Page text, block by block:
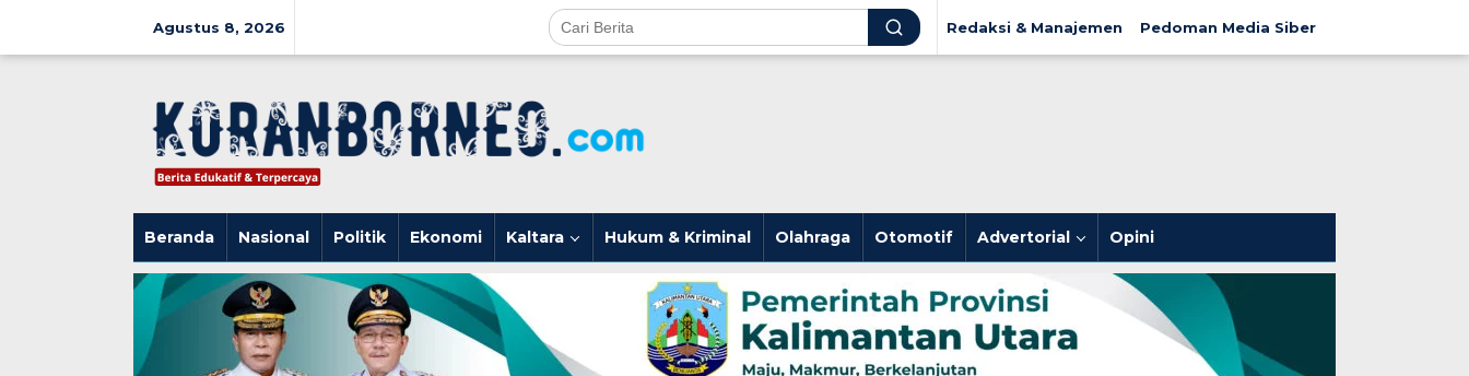
Agustus 8, 2026 Redaksi & Manajemen Pedoman Media Siber
Beranda Nasional Politik Ekonomi Kaltara Hukum & Kriminal Olahraga Otomotif Advertorial Opini